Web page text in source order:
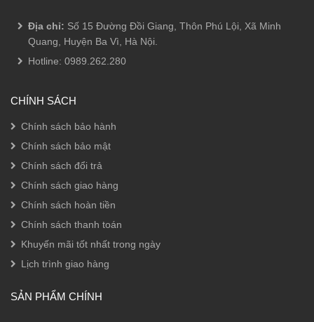
Địa chỉ: Số 15 Đường Đồi Giang, Thôn Phú Lội, Xã Minh
Quang, Huyện Ba Vì, Hà Nội.
Hotline: 0989.262.280
CHÍNH SÁCH
Chính sách bảo hành
Chính sách bảo mật
Chính sách đổi trả
Chính sách giao hàng
Chính sách hoàn tiền
Chính sách thanh toán
Khuyến mãi tốt nhất trong ngày
Lịch trình giao hàng
SẢN PHẨM CHÍNH